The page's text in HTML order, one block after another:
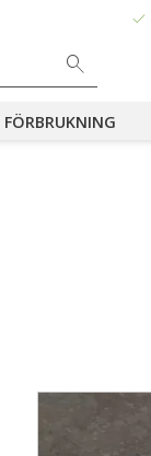
done
FÖRBRUKNING